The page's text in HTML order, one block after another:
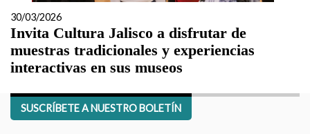
30/03/2026
Invita Cultura Jalisco a disfrutar de
muestras tradicionales y experiencias
interactivas en sus museos
SUSCRÍBETE A NUESTRO BOLETÍN